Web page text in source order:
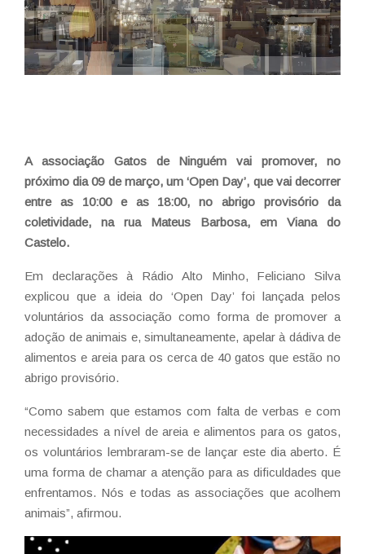
A associação Gatos de Ninguém vai promover, no
próximo dia 09 de março, um ‘Open Day’, que vai decorrer
entre as 10:00 e as 18:00, no abrigo provisório da
coletividade, na rua Mateus Barbosa, em Viana do
Castelo.
Em declarações à Rádio Alto Minho, Feliciano Silva
explicou que a ideia do ‘Open Day’ foi lançada pelos
voluntários da associação como forma de promover a
adoção de animais e, simultaneamente, apelar à dádiva de
alimentos e areia para os cerca de 40 gatos que estão no
abrigo provisório.
“Como sabem que estamos com falta de verbas e com
necessidades a nível de areia e alimentos para os gatos,
os voluntários lembraram-se de lançar este dia aberto. É
uma forma de chamar a atenção para as dificuldades que
enfrentamos. Nós e todas as associações que acolhem
animais”, afirmou.